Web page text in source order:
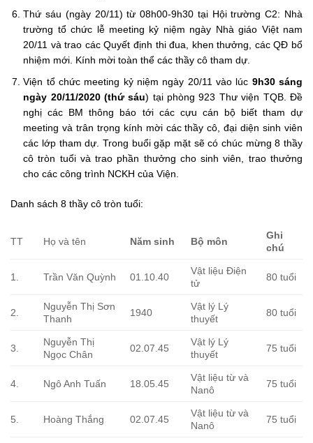
Thứ sáu (ngày 20/11) từ 08h00-9h30 tại Hội trường C2: Nhà
trường tổ chức lễ meeting kỷ niệm ngày Nhà giáo Việt nam
20/11 và trao các Quyết định thi đua, khen thưởng, các QĐ bổ
nhiệm mới. Kính mời toàn thể các thầy cô tham dự.
Viện tổ chức meeting kỷ niệm ngày 20/11 vào lúc 9h30 sáng
ngày 20/11/2020 (thứ sáu) tại phòng 923 Thư viện TQB. Đề
nghị các BM thông báo tới các cựu cán bộ biết tham dự
meeting và trân trọng kính mời các thầy cô, đại diện sinh viên
các lớp tham dự. Trong buổi gặp mặt sẽ có chúc mừng 8 thầy
cô tròn tuổi và trao phần thưởng cho sinh viên, trao thưởng
cho các công trình NCKH của Viện.
Danh sách 8 thầy cô tròn tuổi:
TT Họ và tên Năm sinh Bộ môn
Ghi
chú
1. Trần Văn Quỳnh 01.10.40
Vật liệu Điện
tử
80 tuổi
2.
Nguyễn Thị Sơn
Thanh
1940
Vật lý Lý
thuyết
80 tuổi
3.
Nguyễn Thị
Ngọc Chân
02.07.45
Vật lý Lý
thuyết
75 tuổi
4. Ngô Anh Tuấn 18.05.45
Vật liệu từ và
Nanô
75 tuổi
5. Hoàng Thắng 02.07.45
Vật liệu từ và
Nanô
75 tuổi